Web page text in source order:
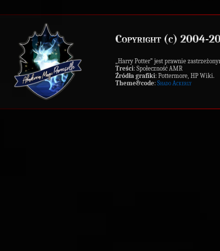
Copyright (c) 2004-
„Harry Potter” jest prawnie
Treści: Społeczność AMR
Źródła grafiki: Pottermore, HP Wiki.
Theme&code: Shado Ackerly